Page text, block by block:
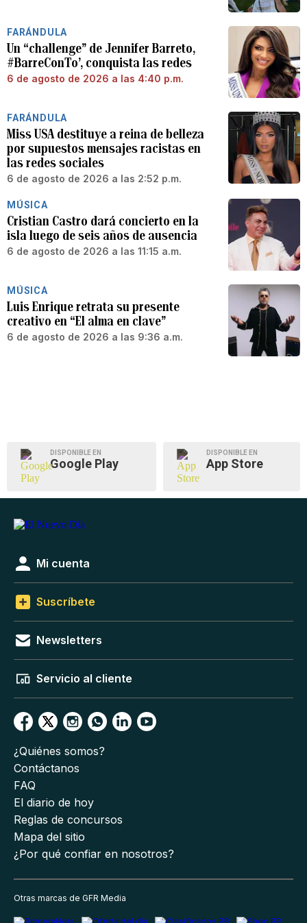
FARÁNDULA
Un “challenge” de Jennifer Barreto,
#BarreConTo’, conquista las redes
6 de agosto de 2026 a las 4:40 p.m.
FARÁNDULA
Miss USA destituye a reina de belleza
por supuestos mensajes racistas en
las redes sociales
6 de agosto de 2026 a las 2:52 p.m.
MÚSICA
Cristian Castro dará concierto en la
isla luego de seis años de ausencia
6 de agosto de 2026 a las 11:15 a.m.
MÚSICA
Luis Enrique retrata su presente
creativo en “El alma en clave”
6 de agosto de 2026 a las 9:36 a.m.
DISPONIBLE EN
Google Play
DISPONIBLE EN
App Store
Mi cuenta
Suscríbete
Newsletters
Servicio al cliente
¿Quiénes somos?
Contáctanos
FAQ
El diario de hoy
Reglas de concursos
Mapa del sitio
¿Por qué confiar en nosotros?
Otras marcas de GFR Media